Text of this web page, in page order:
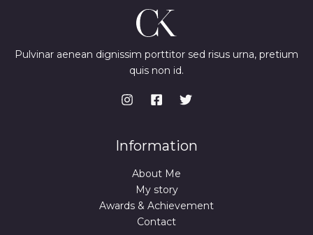
Pulvinar aenean dignissim porttitor sed risus urna, pretium
quis non id.
Information
About Me
My story
Awards & Achievement
Contact